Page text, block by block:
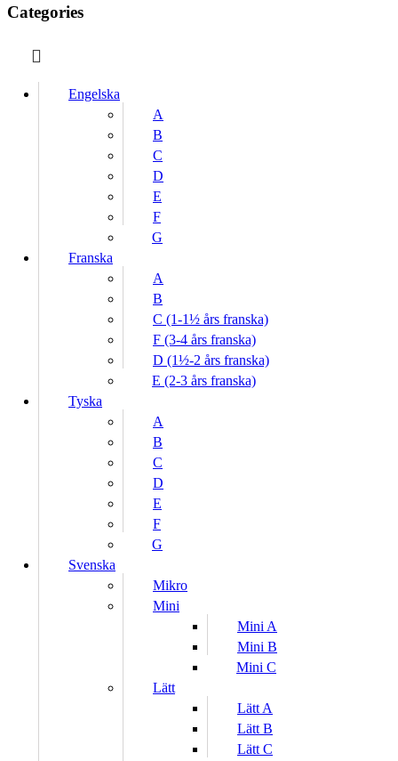
Categories
Engelska
A
B
C
D
E
F
G
Franska
A
B
C (1-1½ års franska)
F (3-4 års franska)
D (1½-2 års franska)
E (2-3 års franska)
Tyska
A
B
C
D
E
F
G
Svenska
Mikro
Mini
Mini A
Mini B
Mini C
Lätt
Lätt A
Lätt B
Lätt C